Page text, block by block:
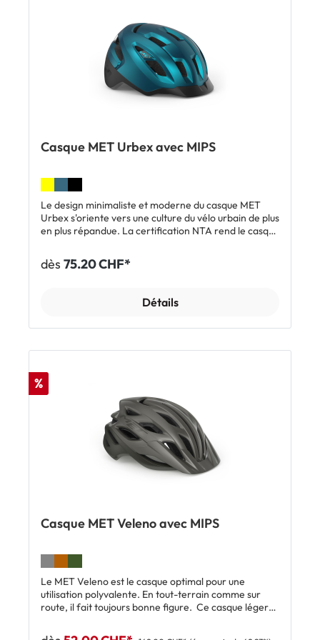
Compatible avec les queues de cheval Visière
réglable Inclus: 1 x casque MET Terranova avec MIPS
Casque MET Urbex avec MIPS
Le design minimaliste et moderne du casque MET
Urbex s'oriente vers une culture du vélo urbain de plus
en plus répandue. La certification NTA rend le casque
sécurité au monde spécialement adaptée aux pilotes
de VAE. Équipé du système de protection du cerveau
rotation dangereuses en cas de choc. Le système de
protection du cerveau MIPS est installé à l'intérieur du
sangle Fidlock® facilite la fixation du casque, tandis
que la mentonnière rembourrée assure un contact
doux avec la peau.Points fortsSystème de fermeture
Fidlock®Système MET Safe-T Heta fitavec
MIPSCertifié NTA REMARQUE: livré sans LEDTaillesS
= 52-56 cm M = 56-58 cm L = 58-62 cm Inclus:1 x
casque MET Urbex avec MIPS
dès 75.20 CHF*
Détails
%
Casque MET Veleno avec MIPS
Le MET Veleno est le casque optimal pour une
utilisation polyvalente. En tout-terrain comme sur
route, il fait toujours bonne figure. Ce casque léger
des clips de fixation. La coque externe en